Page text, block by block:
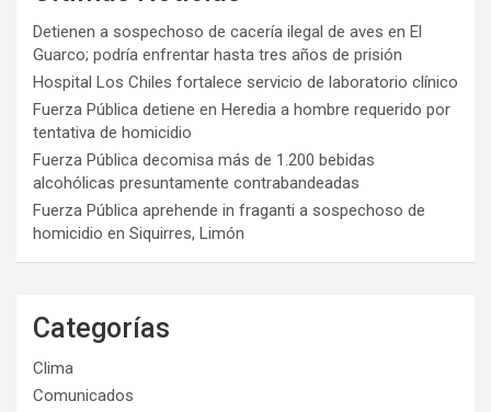
Detienen a sospechoso de cacería ilegal de aves en El
Guarco; podría enfrentar hasta tres años de prisión
Hospital Los Chiles fortalece servicio de laboratorio clínico
Fuerza Pública detiene en Heredia a hombre requerido por
tentativa de homicidio
Fuerza Pública decomisa más de 1.200 bebidas
alcohólicas presuntamente contrabandeadas
Fuerza Pública aprehende in fraganti a sospechoso de
homicidio en Siquirres, Limón
Categorías
Clima
Comunicados